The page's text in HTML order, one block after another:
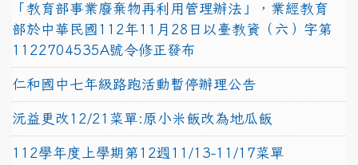
「教育部事業廢棄物再利用管理辦法」，業經教育
部於中華民國112年11月28日以臺教資（六）字第
1122704535A號令修正發布
仁和國中七年級路跑活動暫停辦理公告
沅益更改12/21菜單:原小米飯改為地瓜飯
112學年度上學期第12週11/13-11/17菜單